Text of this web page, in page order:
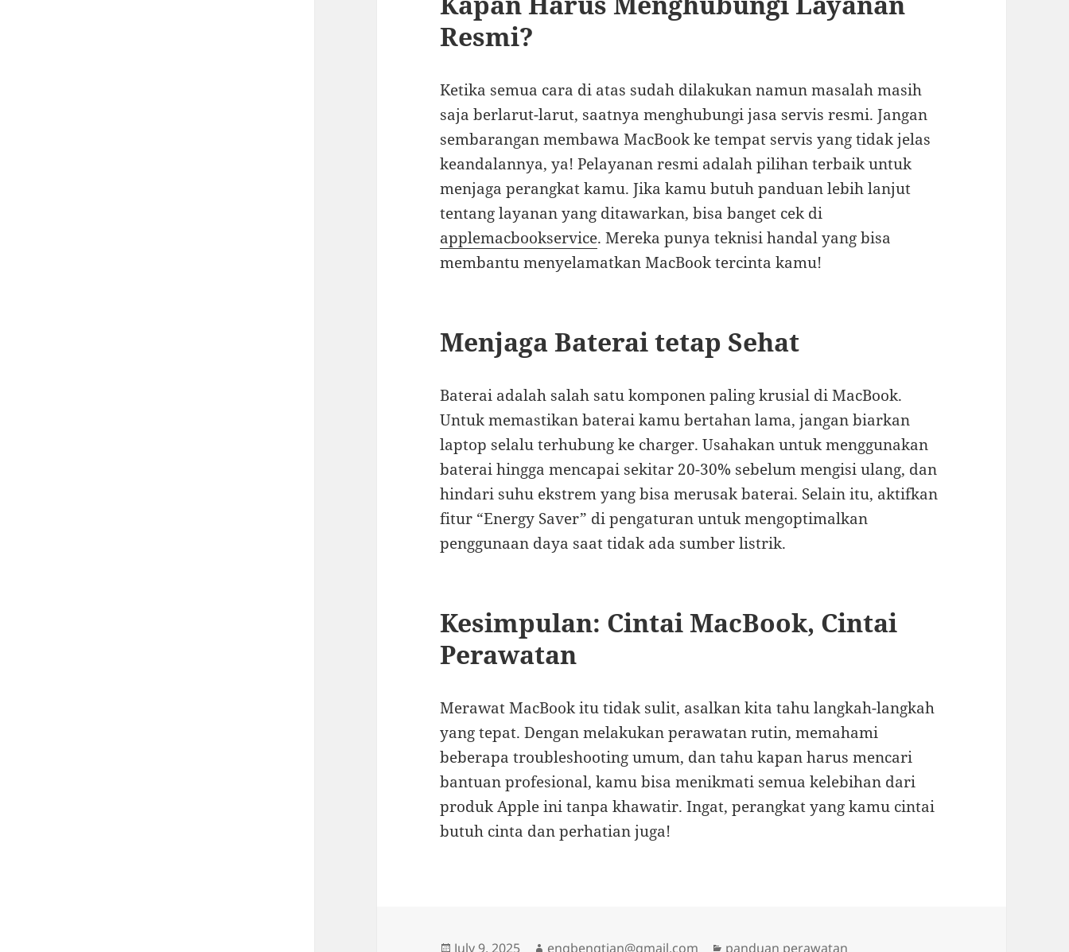
Resmi?
Ketika semua cara di atas sudah dilakukan namun masalah masih
saja berlarut-larut, saatnya menghubungi jasa servis resmi. Jangan
sembarangan membawa MacBook ke tempat servis yang tidak jelas
keandalannya, ya! Pelayanan resmi adalah pilihan terbaik untuk
menjaga perangkat kamu. Jika kamu butuh panduan lebih lanjut
tentang layanan yang ditawarkan, bisa banget cek di
applemacbookservice. Mereka punya teknisi handal yang bisa
membantu menyelamatkan MacBook tercinta kamu!
Menjaga Baterai tetap Sehat
Baterai adalah salah satu komponen paling krusial di MacBook.
Untuk memastikan baterai kamu bertahan lama, jangan biarkan
laptop selalu terhubung ke charger. Usahakan untuk menggunakan
baterai hingga mencapai sekitar 20-30% sebelum mengisi ulang, dan
hindari suhu ekstrem yang bisa merusak baterai. Selain itu, aktifkan
fitur “Energy Saver” di pengaturan untuk mengoptimalkan
penggunaan daya saat tidak ada sumber listrik.
Kesimpulan: Cintai MacBook, Cintai
Perawatan
Merawat MacBook itu tidak sulit, asalkan kita tahu langkah-langkah
yang tepat. Dengan melakukan perawatan rutin, memahami
beberapa troubleshooting umum, dan tahu kapan harus mencari
bantuan profesional, kamu bisa menikmati semua kelebihan dari
produk Apple ini tanpa khawatir. Ingat, perangkat yang kamu cintai
butuh cinta dan perhatian juga!
Posted
July 9, 2025 Author
engbengtian@gmail.com Categories
panduan perawatan